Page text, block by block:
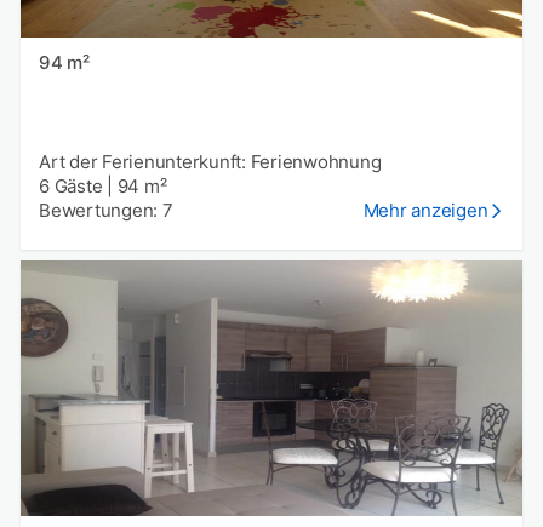
94 m²
Art der Ferienunterkunft: Ferienwohnung
6 Gäste
94 m²
Bewertungen: 7
Mehr anzeigen